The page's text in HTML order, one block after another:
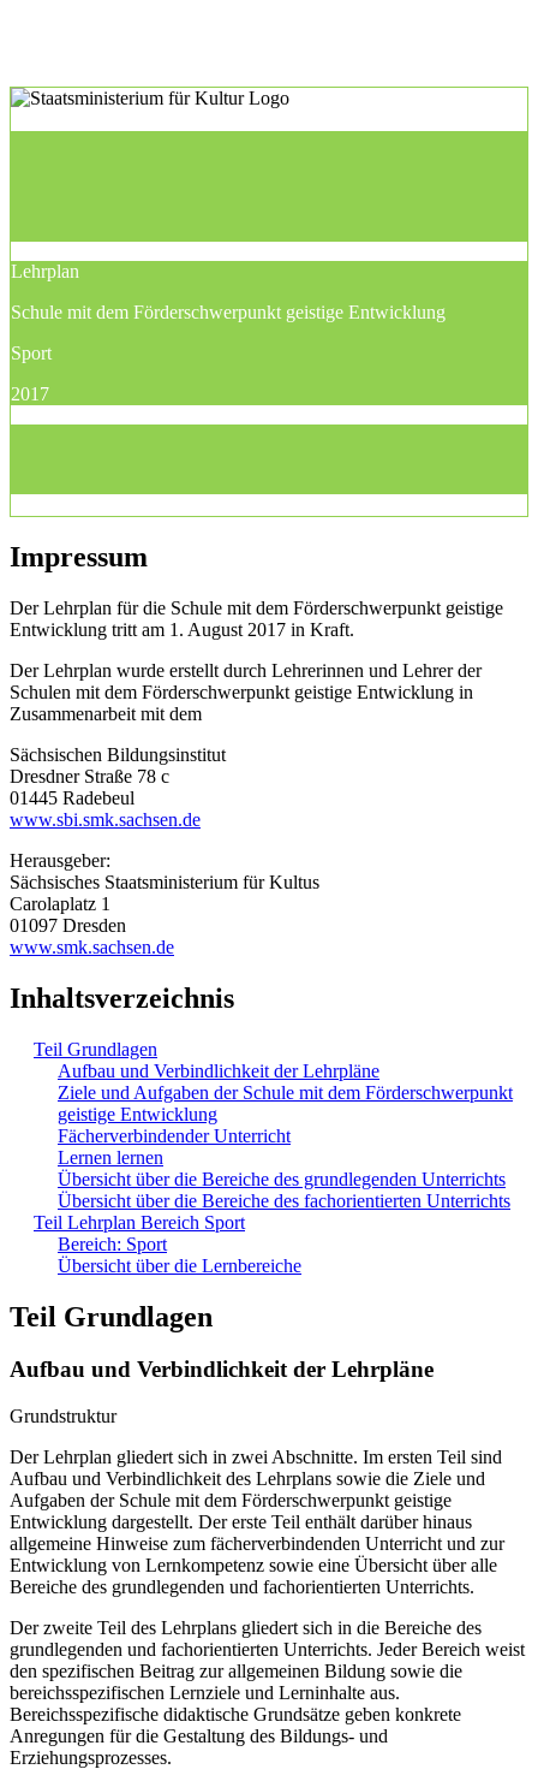
Lehrplan
Schule mit dem Förderschwerpunkt geistige Entwicklung
Sport
2017
Impressum
Der Lehrplan für die Schule mit dem Förderschwerpunkt geistige
Entwicklung tritt am 1. August 2017 in Kraft.
Der Lehrplan wurde erstellt durch Lehrerinnen und Lehrer der
Schulen mit dem Förderschwerpunkt geistige Entwicklung in
Zusammenarbeit mit dem
Sächsischen Bildungsinstitut
Dresdner Straße 78 c
01445 Radebeul
www.sbi.smk.sachsen.de
Herausgeber:
Sächsisches Staatsministerium für Kultus
Carolaplatz 1
01097 Dresden
www.smk.sachsen.de
Inhaltsverzeichnis
Teil Grundlagen
Aufbau und Verbindlichkeit der Lehrpläne
Ziele und Aufgaben der Schule mit dem Förderschwerpunkt
geistige Entwicklung
Fächerverbindender Unterricht
Lernen lernen
Übersicht über die Bereiche des grundlegenden Unterrichts
Übersicht über die Bereiche des fachorientierten Unterrichts
Teil Lehrplan Bereich Sport
Bereich: Sport
Übersicht über die Lernbereiche
Teil Grundlagen
Aufbau und Verbindlichkeit der Lehrpläne
Grundstruktur
Der Lehrplan gliedert sich in zwei Abschnitte. Im ersten Teil sind
Aufbau und Verbindlichkeit des Lehrplans sowie die Ziele und
Aufgaben der Schule mit dem Förderschwerpunkt geistige
Entwicklung dargestellt. Der erste Teil enthält darüber hinaus
allgemeine Hinweise zum fächerverbindenden Unterricht und zur
Entwicklung von Lernkompetenz sowie eine Übersicht über alle
Bereiche des grundlegenden und fachorientierten Unterrichts.
Der zweite Teil des Lehrplans gliedert sich in die Bereiche des
grundlegenden und fachorientierten Unterrichts. Jeder Bereich weist
den spezifischen Beitrag zur allgemeinen Bildung sowie die
bereichsspezifischen Lernziele und Lerninhalte aus.
Bereichsspezifische didaktische Grundsätze geben konkrete
Anregungen für die Gestaltung des Bildungs- und
Erziehungsprozesses.